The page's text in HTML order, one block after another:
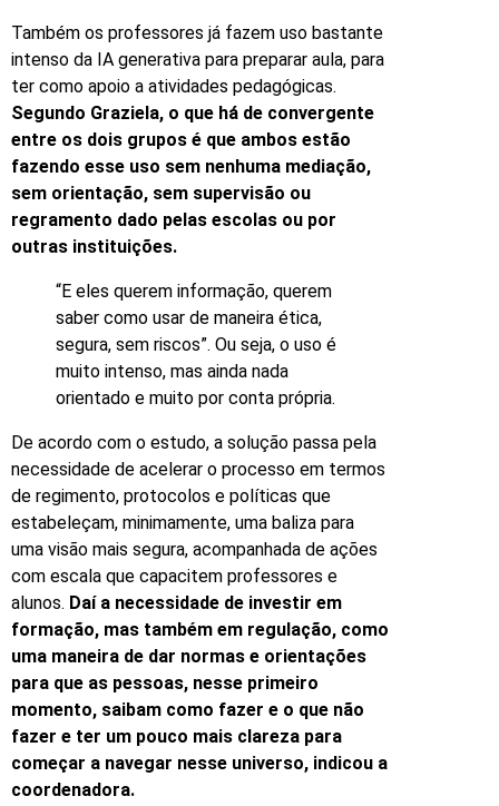
Também os professores já fazem uso bastante
intenso da IA generativa para preparar aula, para
ter como apoio a atividades pedagógicas.
Segundo Graziela, o que há de convergente
entre os dois grupos é que ambos estão
fazendo esse uso sem nenhuma mediação,
sem orientação, sem supervisão ou
regramento dado pelas escolas ou por
outras instituições.
“E eles querem informação, querem
saber como usar de maneira ética,
segura, sem riscos”. Ou seja, o uso é
muito intenso, mas ainda nada
orientado e muito por conta própria.
De acordo com o estudo, a solução passa pela
necessidade de acelerar o processo em termos
de regimento, protocolos e políticas que
estabeleçam, minimamente, uma baliza para
uma visão mais segura, acompanhada de ações
com escala que capacitem professores e
alunos. Daí a necessidade de investir em
formação, mas também em regulação, como
uma maneira de dar normas e orientações
para que as pessoas, nesse primeiro
momento, saibam como fazer e o que não
fazer e ter um pouco mais clareza para
começar a navegar nesse universo, indicou a
coordenadora.